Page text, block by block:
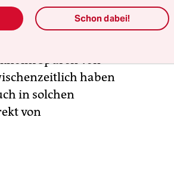
die auch als
dass sie ein
Spuren von
haben
in solchen
von
Schon dabei!